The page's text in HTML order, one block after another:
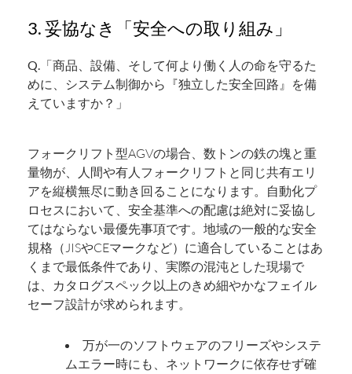
3. 妥協なき「安全への取り組み」
Q.「商品、設備、そして何より働く人の命を守るた
めに、システム制御から『独立した安全回路』を備
えていますか？」
フォークリフト型AGVの場合、数トンの鉄の塊と重
量物が、人間や有人フォークリフトと同じ共有エリ
アを縦横無尽に動き回ることになります。自動化プ
ロセスにおいて、安全基準への配慮は絶対に妥協し
てはならない最優先事項です。地域の一般的な安全
規格（JISやCEマークなど）に適合していることはあ
くまで最低条件であり、実際の混沌とした現場で
は、カタログスペック以上のきめ細やかなフェイル
セーフ設計が求められます。
万が一のソフトウェアのフリーズやシステ
ムエラー時にも、ネットワークに依存せず確